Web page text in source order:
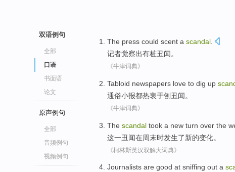
双语例句
全部
口语
书面语
论文
原声例句
全部
音频例句
视频例句
The press could scent a scandal
记者觉察出有桩丑闻。
《牛津词典》
Tabloid newspapers love to dig up
通俗小报都热衷于刨 丑闻。
《牛津词典》
The scandal took a new turn over the
这一丑闻在周末时发生了新的变化。
《柯林斯英汉双解大词典》
Journalists are good at sniffing out a